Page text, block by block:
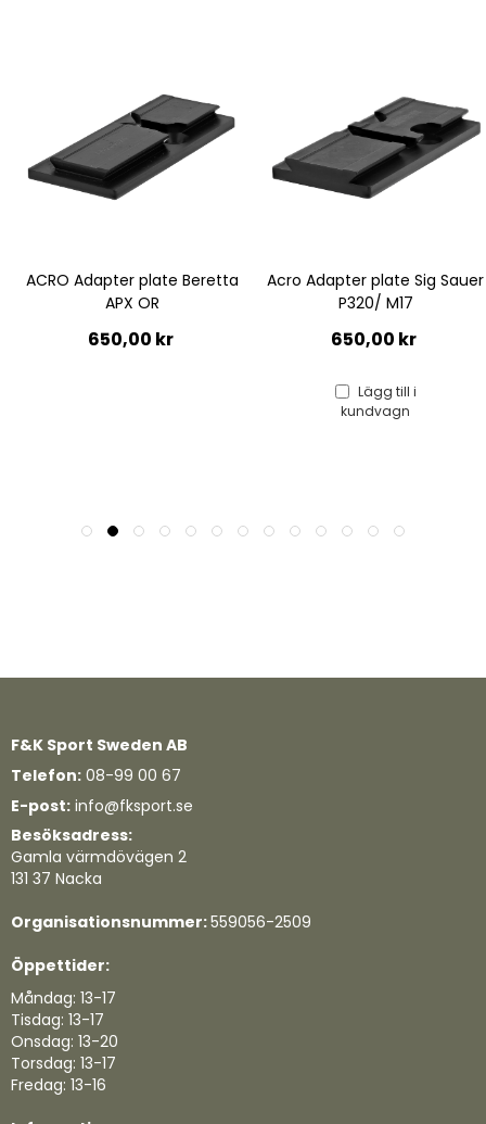
ACRO Adapter plate Beretta
APX OR
650,00 kr
Acro Adapter plate Sig Sauer
P320/ M17
650,00 kr
Lägg till i
kundvagn
F&K Sport Sweden AB
Telefon: 08-99 00 67
E-post: info@fksport.se
Besöksadress:
Gamla värmdövägen 2
131 37 Nacka
Organisationsnummer:559056-2509
Öppettider:
Måndag: 13-17
Tisdag: 13-17
Onsdag: 13-20
Torsdag: 13-17
Fredag: 13-16